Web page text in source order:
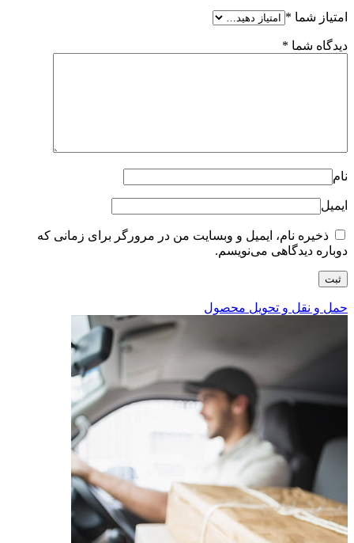
امتیاز شما *
دیدگاه شما *
نام
ایمیل
ذخیره نام، ایمیل و وبسایت من در مرورگر برای زمانی که
دوباره دیدگاهی می‌نویسم.
حمل و نقل و تحویل محصول